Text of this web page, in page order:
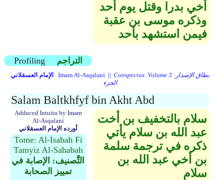
أخي بدرا وقتل يوم أحد
وذكره موسى بن عقبة
فيمن استشهد بأحد
Profiling التراجم
الإمام العسقلاني Imam Al-Asqalani || Conspectus: Volume 3 نطاق الإصدار:
الجزء
Salam Baltkhfyf bin Akht Abd
سلام بالتخفيف بن أخت
عبد الله بن سلام يأتي
ذكره في ترجمة سلمة
بن أخي عبد الله بن
سلام
Adduced Intuitu by Imam
Al-Asqalani
أورده الإمام العسقلاني
Tome: Al-Isabah Fi
Tamyiz Al-Sahabah
التَّصنيف: الإصابة في
تمييز الصحابة